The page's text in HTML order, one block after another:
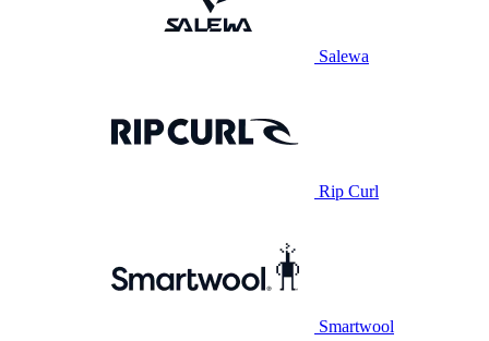
Salewa
Rip Curl
Smartwool